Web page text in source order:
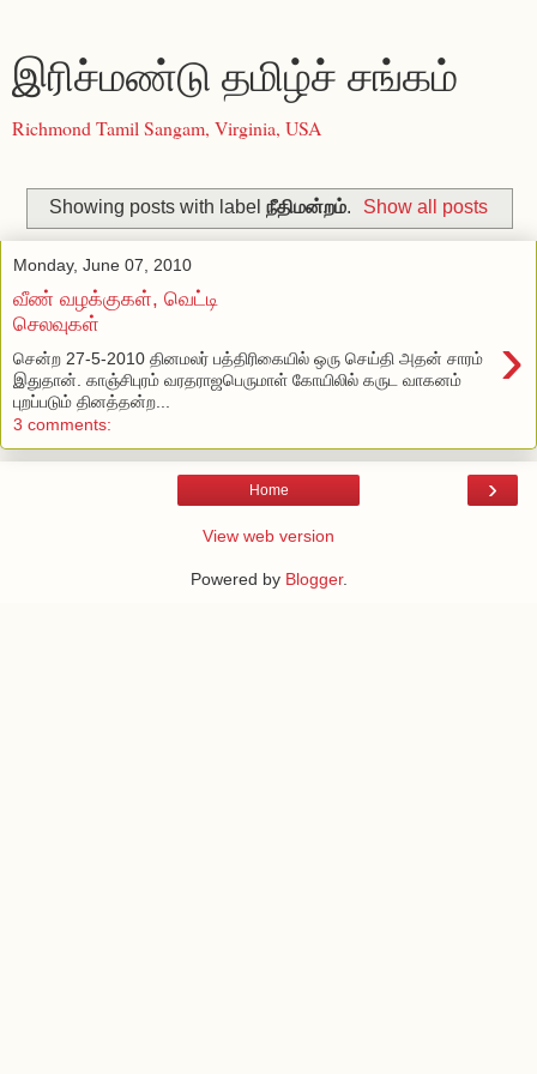
இரிச்மண்டு தமிழ்ச் சங்கம்
Richmond Tamil Sangam, Virginia, USA
Showing posts with label நீதிமன்றம். Show all posts
Monday, June 07, 2010
வீண் வழக்குகள், வெட்டி
செலவுகள்
›
சென்ற 27-5-2010 தினமலர் பத்திரிகையில் ஒரு செய்தி அதன் சாரம்
இதுதான். காஞ்சிபுரம் வரதராஜபெருமாள் கோயிலில் கருட வாகனம்
புறப்படும் தினத்தன்ற...
3 comments:
›
Home
View web version
Powered by Blogger.